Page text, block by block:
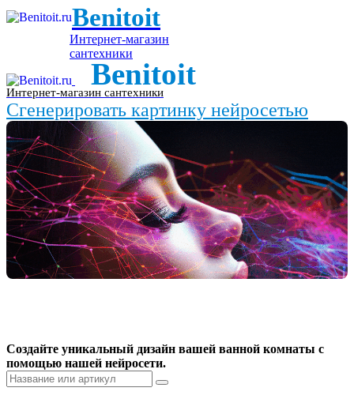
Benitoit
Интернет-магазин
сантехники
Benitoit
Интернет-магазин сантехники
Сгенерировать картинку нейросетью
Создайте уникальный дизайн вашей ванной комнаты с
помощью нашей нейросети.